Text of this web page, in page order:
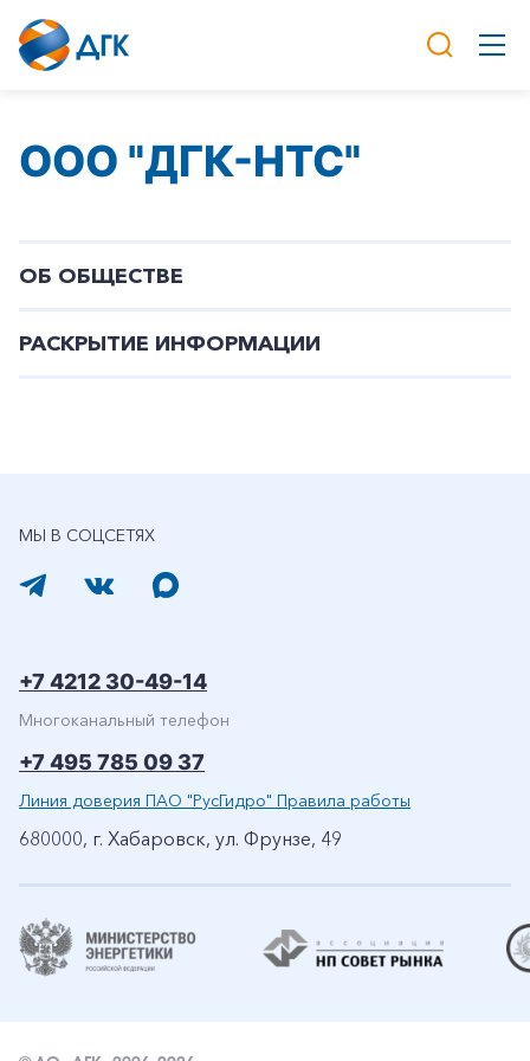
ООО "ДГК-НТС"
ОБ ОБЩЕСТВЕ
РАСКРЫТИЕ ИНФОРМАЦИИ
МЫ В СОЦСЕТЯХ
+7 4212 30-49-14
Многоканальный телефон
+7 495 785 09 37
Линия доверия ПАО "РусГидро" Правила работы
680000, г. Хабаровск, ул. Фрунзе, 49